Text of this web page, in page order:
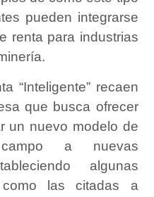
pueden integrarse
renta para industrias
“Inteligente” recaen
que busca ofrecer
un nuevo modelo de
a nuevas
algunas
como las citadas a